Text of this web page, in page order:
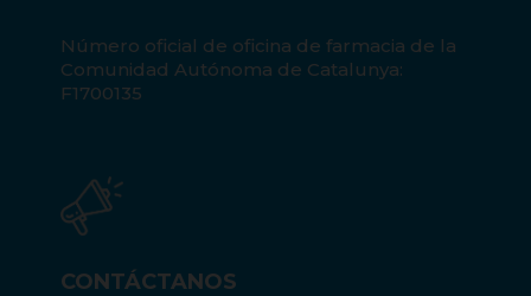
Número oficial de oficina de farmacia de la
Comunidad Autónoma de Catalunya:
F1700135
CONTÁCTANOS